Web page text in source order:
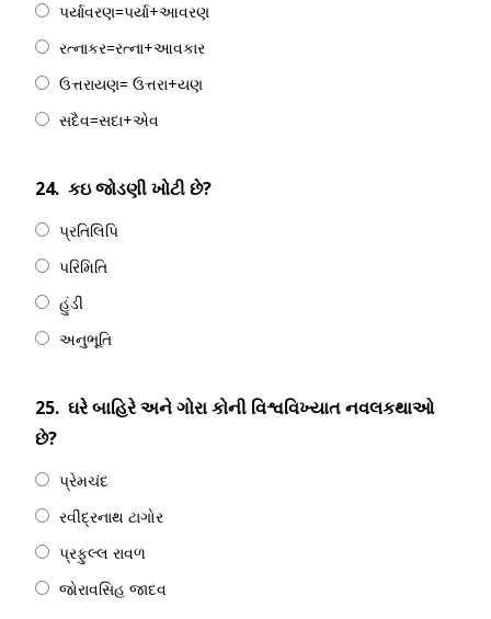
પર્યાવરણ=પર્યા+આવરણ
રત્નાકર=રત્ના+આવકાર
ઉત્તરાયણ= ઉત્તરા+યણ
સદૈવ=સદા+એવ
24. કઇ જોડણી ખોટી છે?
પ્રતિલિપિ
પરિમિતિ
હુંડી
અનુભૂતિ
25. ઘરે બાહિરે અને ગોરા કોની વિશ્વવિખ્યાત નવલકથાઓ
છે?
પ્રેમચંદ
રવીંદ્રનાથ ટાગોર
પ્રફુલ્લ રાવળ
જોરાવસિહ જાદવ